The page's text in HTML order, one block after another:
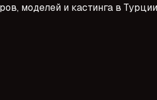
моделей и кастинга в